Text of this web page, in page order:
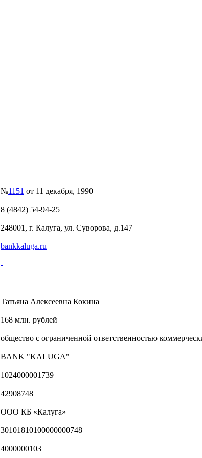
№1151 от 11 декабря, 1990
8 (4842) 54-94-25
248001, г. Калуга, ул. Суворова, д.147
bankkaluga.ru
-
Татьяна Алексеевна Кокина
168 млн. рублей
общество с ограниченной ответственностью
BANK "KALUGA"
1024000001739
42908748
ООО КБ «Калуга»
30101810100000000748
4000000103